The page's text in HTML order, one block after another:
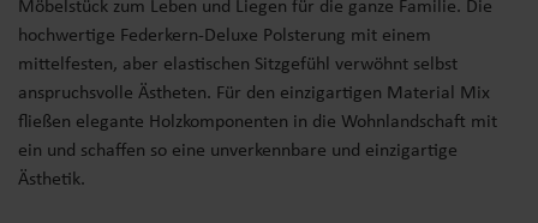
Möbelstück zum Leben und Liegen für die ganze Familie. Die
hochwertige Federkern-Deluxe Polsterung mit einem
mittelfesten, aber elastischen Sitzgefühl verwöhnt selbst
anspruchsvolle Ästheten. Für den einzigartigen Material Mix
fließen elegante Holzkomponenten in die Wohnlandschaft mit
ein und schaffen so eine unverkennbare und einzigartige
Ästhetik.